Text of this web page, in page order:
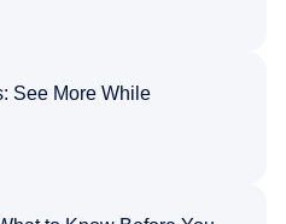
See More While